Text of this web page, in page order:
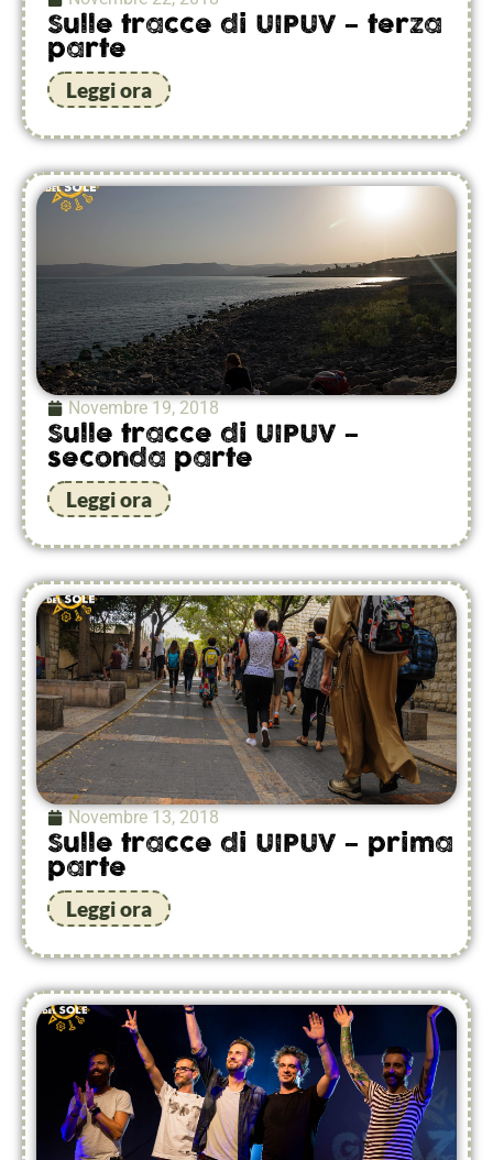
Sulle tracce di UIPUV – terza
parte
Leggi ora
Novembre 19, 2018
Sulle tracce di UIPUV –
seconda parte
Leggi ora
Novembre 13, 2018
Sulle tracce di UIPUV – prima
parte
Leggi ora